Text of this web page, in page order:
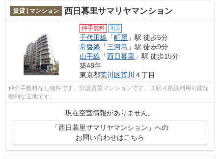
賃貸 | マンション 西日暮里サマリヤマンション
仲手無料 礼0
千代田線 「町屋 」駅 徒歩5分
常磐線 「三河島 」駅 徒歩9分
山手線 「西日暮里 」駅 徒歩15分
築48年
東京都荒川区荒川 ４丁目
仲介手数料なし物件です。分譲賃貸マンションです。３駅４路線利用可能な
便利な立地です。
現在空室情報がありません。
「西日暮里サマリヤマンション」への
お問い合わせはこちら